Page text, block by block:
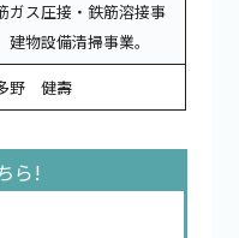
ガス圧接・鉄筋溶接事
建物設備清掃事業。
野 健壽